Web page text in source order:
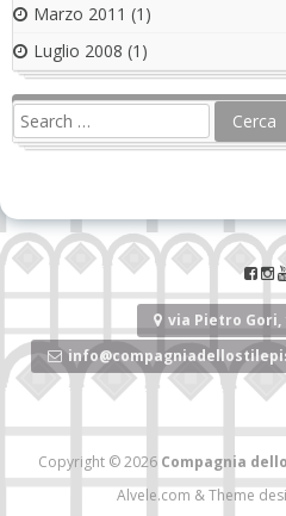
Marzo 2011 (1)
Luglio 2008 (1)
via Pietro Gori,
Copyright © 2026 Compagnia
Alvele.com &Theme